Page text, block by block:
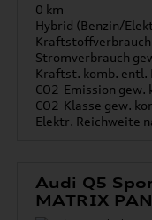
0 km
Hybrid (Benzin/
Audi Q5
MATRIX